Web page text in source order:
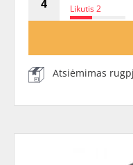
Likutis 2
Atsiėmimas